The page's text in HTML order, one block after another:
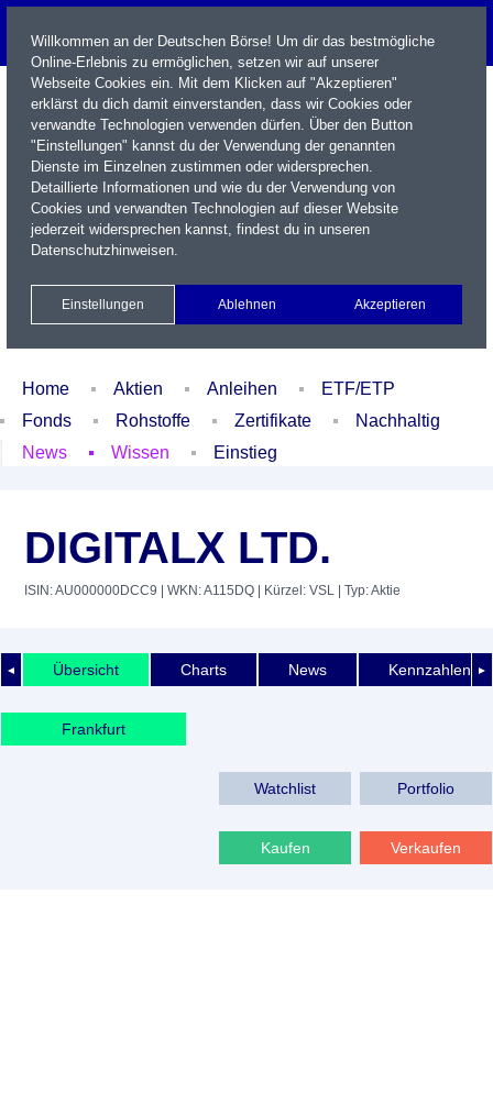
Name / WKN / ISIN / Kürzel
Xetra Realtime
Watchlist Portfolio Login
Home Aktien Anleihen
ETF/ETP
Fonds
Rohstoffe Zertifikate
Nachhaltig
News
Wissen Einstieg
DIGITALX LTD.
ISIN: AU000000DCC9 | WKN: A115DQ | Kürzel: VSL | Typ: Aktie
◄ ►
Übersicht Charts News Kennzahlen
Frankfurt
Watchlist Portfolio
Kaufen Verkaufen
Willkommen an der Deutschen Börse! Um dir das bestmögliche
Online-Erlebnis zu ermöglichen, setzen wir auf unserer
Webseite Cookies ein. Mit dem Klicken auf "Akzeptieren"
erklärst du dich damit einverstanden, dass wir Cookies oder
verwandte Technologien verwenden dürfen. Über den Button
"Einstellungen" kannst du der Verwendung der genannten
Dienste im Einzelnen zustimmen oder widersprechen.
Detaillierte Informationen und wie du der Verwendung von
Cookies und verwandten Technologien auf dieser Website
jederzeit widersprechen kannst, findest du in unseren
Datenschutzhinweisen.
Einstellungen Ablehnen Akzeptieren